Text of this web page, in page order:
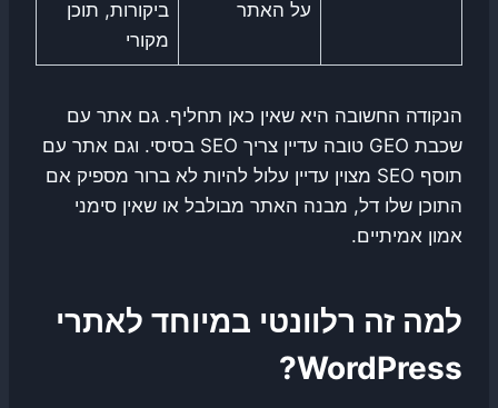
על האתר
ביקורות, תוכן
מקורי
הנקודה החשובה היא שאין כאן תחליף. גם אתר עם
שכבת GEO טובה עדיין צריך SEO בסיסי. וגם אתר עם
תוסף SEO מצוין עדיין עלול להיות לא ברור מספיק אם
התוכן שלו דל, מבנה האתר מבולבל או שאין סימני
אמון אמיתיים.
למה זה רלוונטי במיוחד לאתרי
WordPress?